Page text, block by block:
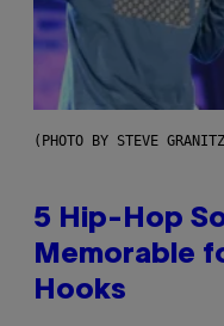
(PHOTO BY STEVE
5 Hip-Hop
Memorable
Hooks